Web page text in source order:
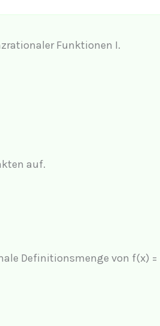
Funktionen I.
auf.
Definitionsmenge von f(x) =